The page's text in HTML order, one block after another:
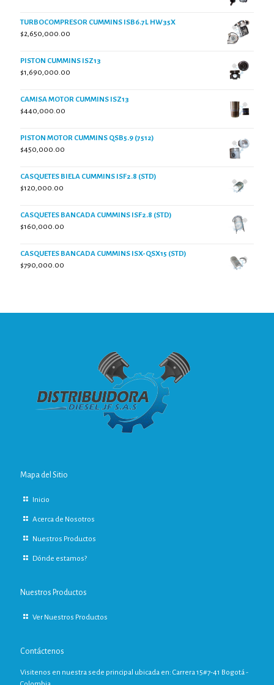
TURBOCOMPRESOR CUMMINS ISB6.7L HW35X
$2,650,000.00
PISTON CUMMINS ISZ13
$1,690,000.00
CAMISA MOTOR CUMMINS ISZ13
$440,000.00
PISTON MOTOR CUMMINS QSB5.9 (7512)
$450,000.00
CASQUETES BIELA CUMMINS ISF2.8 (STD)
$120,000.00
CASQUETES BANCADA CUMMINS ISF2.8 (STD)
$160,000.00
CASQUETES BANCADA CUMMINS ISX-QSX15 (STD)
$790,000.00
Mapa del Sitio
Inicio
Acerca de Nosotros
Nuestros Productos
Dónde estamos?
Nuestros Productos
Ver Nuestros Productos
Contáctenos
Visitenos en nuestra sede principal ubicada en: Carrera 15#7-41 Bogotá -